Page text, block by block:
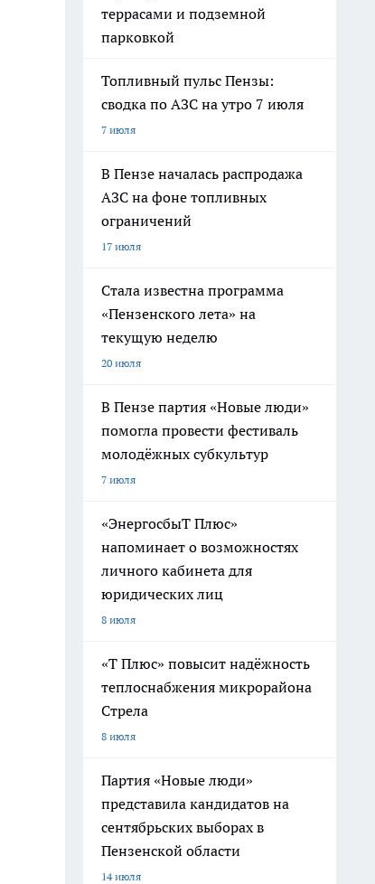
террасами и подземной
парковкой
Топливный пульс Пензы:
сводка по АЗС на утро 7 июля
7 июля
В Пензе началась распродажа
АЗС на фоне топливных
ограничений
17 июля
Стала известна программа
«Пензенского лета» на
текущую неделю
20 июля
В Пензе партия «Новые люди»
помогла провести фестиваль
молодёжных субкультур
7 июля
«ЭнергосбыТ Плюс»
напоминает о возможностях
личного кабинета для
юридических лиц
8 июля
«Т Плюс» повысит надёжность
теплоснабжения микрорайона
Стрела
8 июля
Партия «Новые люди»
представила кандидатов на
сентябрьских выборах в
Пензенской области
14 июля